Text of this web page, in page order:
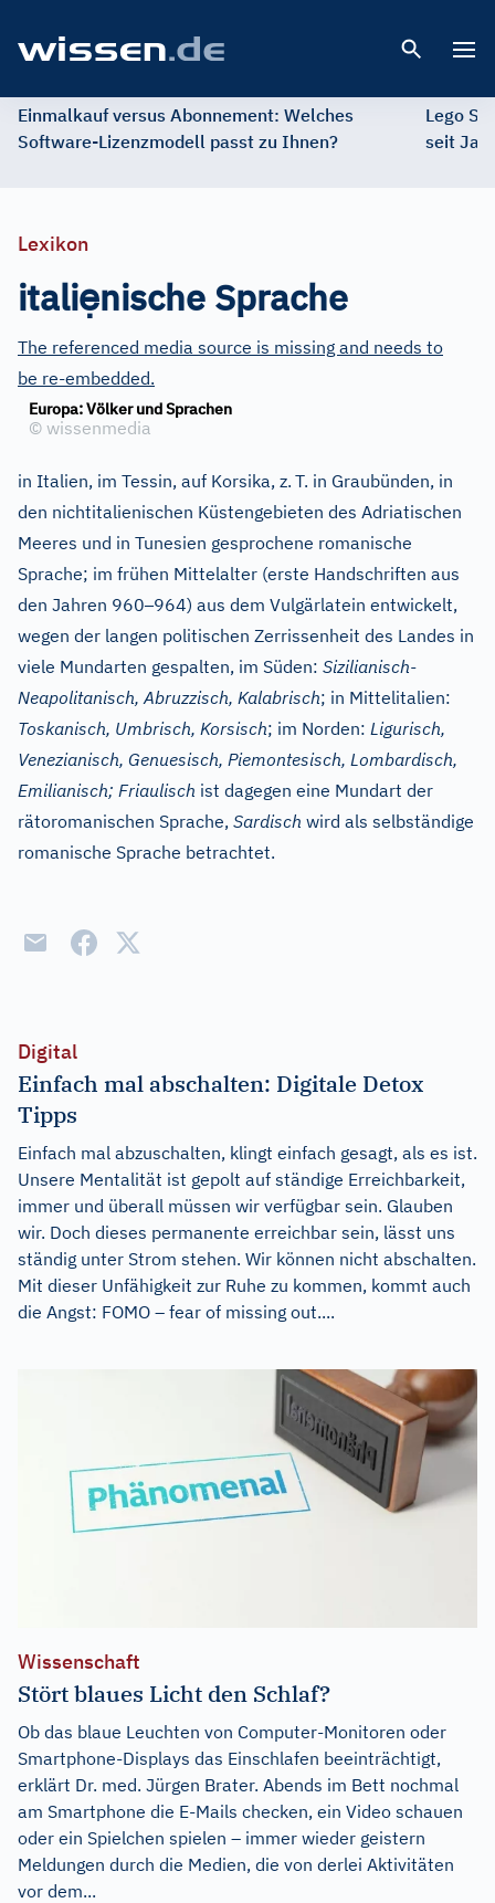
Einmalkauf versus Abonnement: Welches
Software-Lizenzmodell passt zu Ihnen?
Lego
seit
Lexikon
italiẹnische Sprache
The referenced media source is missing and needs to
be re-embedded.
Europa: Völker und Sprachen
© wissenmedia
in Italien, im Tessin, auf Korsika, z. T. in Graubünden, in
den nichtitalienischen Küstengebieten des Adriatischen
Meeres und in Tunesien gesprochene romanische
Sprache; im frühen Mittelalter (erste Handschriften aus
den Jahren 960–964) aus dem Vulgärlatein entwickelt,
wegen der langen politischen Zerrissenheit des Landes in
viele Mundarten gespalten, im Süden: Sizilianisch-
Neapolitanisch, Abruzzisch, Kalabrisch; in Mittelitalien:
Toskanisch, Umbrisch, Korsisch; im Norden: Ligurisch,
Venezianisch, Genuesisch, Piemontesisch, Lombardisch,
Emilianisch; Friaulisch ist dagegen eine Mundart der
rätoromanischen Sprache, Sardisch wird als selbständige
romanische Sprache betrachtet.
Digital
Einfach mal abschalten: Digitale Detox
Tipps
Einfach mal abzuschalten, klingt einfach gesagt, als es ist.
Unsere Mentalität ist gepolt auf ständige Erreichbarkeit,
immer und überall müssen wir verfügbar sein. Glauben
wir. Doch dieses permanente erreichbar sein, lässt uns
ständig unter Strom stehen. Wir können nicht abschalten.
Mit dieser Unfähigkeit zur Ruhe zu kommen, kommt auch
die Angst: FOMO – fear of missing out....
Wissenschaft
Stört blaues Licht den Schlaf?
Ob das blaue Leuchten von Computer-Monitoren oder
Smartphone-Displays das Einschlafen beeinträchtigt,
erklärt Dr. med. Jürgen Brater. Abends im Bett nochmal
am Smartphone die E-Mails checken, ein Video schauen
oder ein Spielchen spielen – immer wieder geistern
Meldungen durch die Medien, die von derlei Aktivitäten
vor dem...